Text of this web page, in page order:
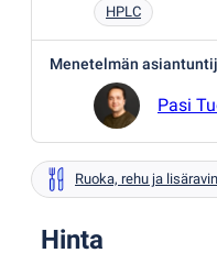
HPLC
Menetelmän
Pasi
Ruoka, rehu ja
Hinta